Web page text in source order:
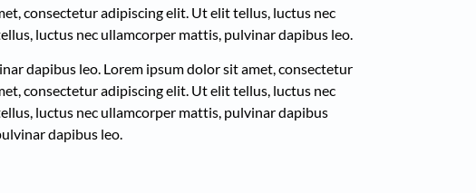
consectetur adipiscing elit. Ut elit tellus, luctus nec
luctus nec ullamcorper mattis, pulvinar dapibus leo.
dapibus leo. Lorem ipsum dolor sit amet, consectetur
consectetur adipiscing elit. Ut elit tellus, luctus nec
luctus nec ullamcorper mattis, pulvinar dapibus
dapibus leo.